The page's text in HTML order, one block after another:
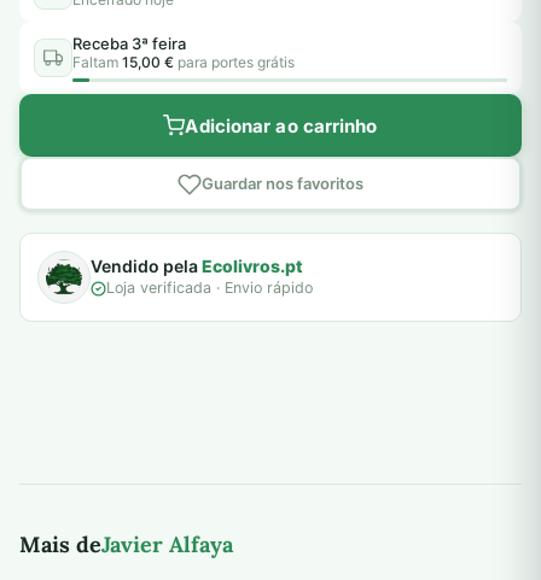
Receba 3ª feira
Faltam 15,00 € para portes grátis
Adicionar ao carrinho
Guardar nos favoritos
Vendido pelaEcolivros.pt
Loja verificada · Envio rápido
Mais deJavier Alfaya